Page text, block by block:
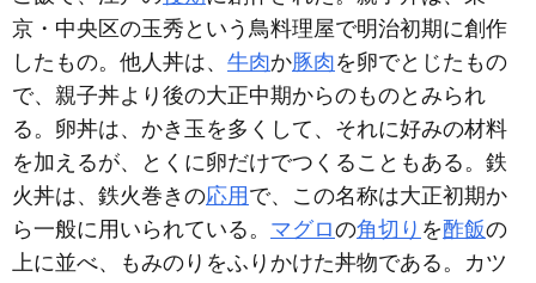
京・中央区の玉秀という鳥料理屋で明治初期に創作
したもの。他人丼は、 牛肉か豚肉を卵でとじたもの
で、親子丼より後の大正中期からのものとみられ
る。卵丼は、かき玉を多くして、それに好みの材料
を加えるが、とくに卵だけでつくることもある。鉄
火丼は、鉄火巻きの応用 で、この名称は大正初期か
ら一般に用いられている。 マグロの角切り を酢飯の
上に並べ、もみのりをふりかけた丼物である。カツ